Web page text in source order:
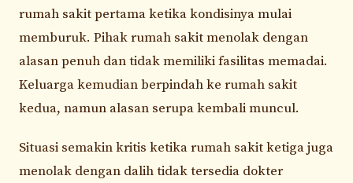
rumah sakit pertama ketika kondisinya mulai
memburuk. Pihak rumah sakit menolak dengan
alasan penuh dan tidak memiliki fasilitas memadai.
Keluarga kemudian berpindah ke rumah sakit
kedua, namun alasan serupa kembali muncul.
Situasi semakin kritis ketika rumah sakit ketiga juga
menolak dengan dalih tidak tersedia dokter